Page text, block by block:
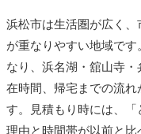
浜松市は生活圏が広く
が重なりやすい地域で
なり、浜名湖・舘山寺
在時間、帰宅までの流
す。見積もり時には、
理由と時間帯が以前と比